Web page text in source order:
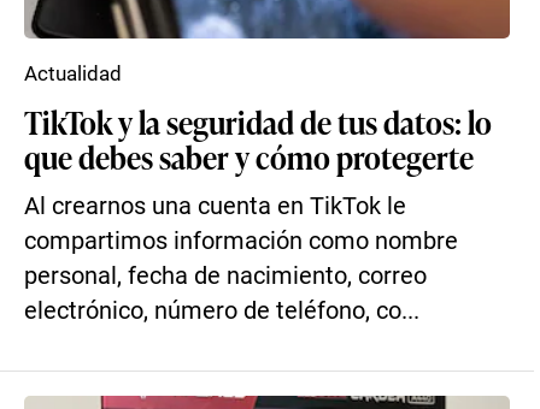
TikTok y la seguridad de tus datos: lo
que debes saber y cómo protegerte
Al crearnos una cuenta en TikTok le
compartimos información como nombre
personal, fecha de nacimiento, correo
electrónico, número de teléfono, co...
Actualidad